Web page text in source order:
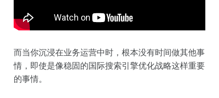
而当你沉浸在业务运营中时，根本没有时间做其他事
情，即使是像稳固的国际搜索引擎优化战略这样重要
的事情。